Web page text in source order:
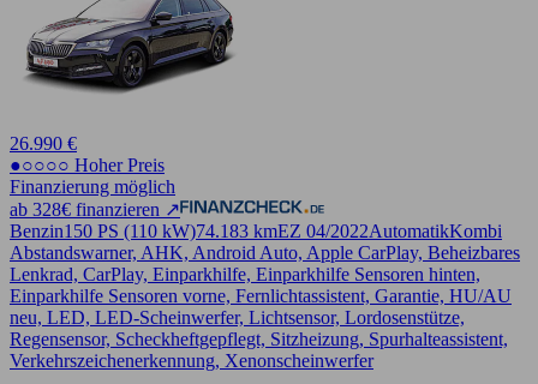
26.990 €
●○○○○ Hoher Preis
Finanzierung möglich
ab 328€ finanzieren ↗
Benzin150 PS (110 kW)74.183 kmEZ 04/2022AutomatikKombi
Abstandswarner, AHK, Android Auto, Apple CarPlay, Beheizbares
Lenkrad, CarPlay, Einparkhilfe, Einparkhilfe Sensoren hinten,
Einparkhilfe Sensoren vorne, Fernlichtassistent, Garantie, HU/AU
neu, LED, LED-Scheinwerfer, Lichtsensor, Lordosenstütze,
Regensensor, Scheckheftgepflegt, Sitzheizung, Spurhalteassistent,
Verkehrszeichenerkennung, Xenonscheinwerfer